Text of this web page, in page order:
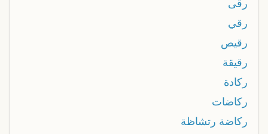
رقى
رقي
رقيص
رقيقة
ركادة
ركاضات
ركاضة رتشاظة